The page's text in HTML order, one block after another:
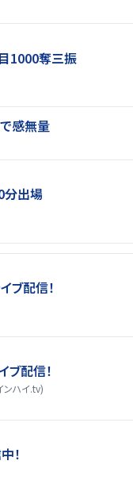
1000奪三振
感無量
分出場
ブ配信！
配信！
ンハイ.tv)
！